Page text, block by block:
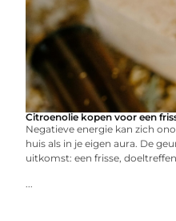
Citroenolie kopen voor een
Negatieve energie kan zich
huis als in je eigen aura. De
uitkomst: een frisse,
...